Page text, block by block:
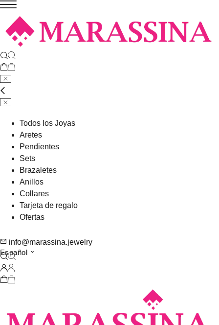
Todos los Joyas
Aretes
Pendientes
Sets
Brazaletes
Anillos
Collares
Tarjeta de regalo
Ofertas
info@marassina.jewelry
Español